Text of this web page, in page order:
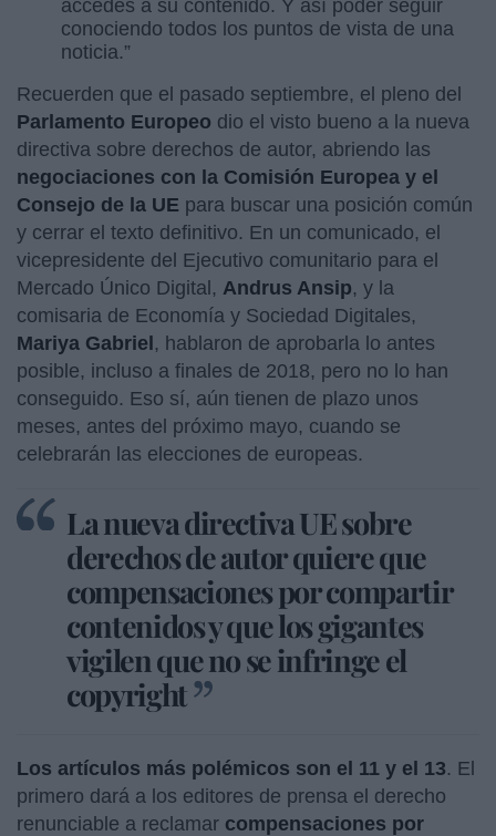
accedes a su contenido. Y así poder seguir
conociendo todos los puntos de vista de una
noticia.”
Recuerden que el pasado septiembre, el pleno del
Parlamento Europeo dio el visto bueno a la nueva
directiva sobre derechos de autor, abriendo las
negociaciones con la Comisión Europea y el
Consejo de la UE para buscar una posición común
y cerrar el texto definitivo. En un comunicado, el
vicepresidente del Ejecutivo comunitario para el
Mercado Único Digital, Andrus Ansip, y la
comisaria de Economía y Sociedad Digitales,
Mariya Gabriel, hablaron de aprobarla lo antes
posible, incluso a finales de 2018, pero no lo han
conseguido. Eso sí, aún tienen de plazo unos
meses, antes del próximo mayo, cuando se
celebrarán las elecciones de europeas.
La nueva directiva UE sobre
derechos de autor quiere que
compensaciones por compartir
contenidos y que los gigantes
vigilen que no se infringe el
copyright
Los artículos más polémicos son el 11 y el 13. El
primero dará a los editores de prensa el derecho
renunciable a reclamar compensaciones por